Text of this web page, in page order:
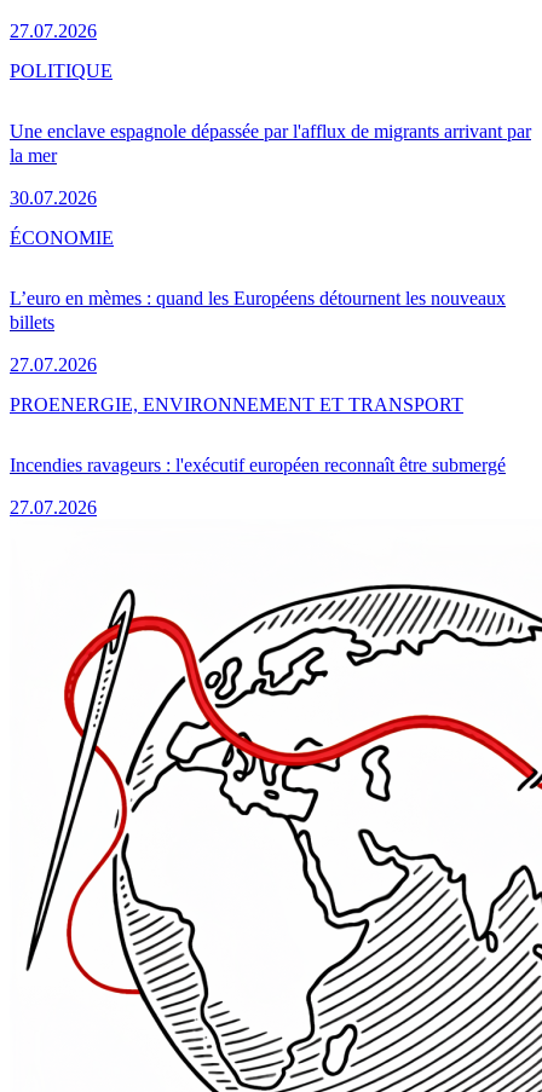
27.07.2026
Une enclave espagnole dépassée par l'afflux de migrants arrivant par
la mer
30.07.2026
POLITIQUE
L’euro en mèmes : quand les Européens détournent les nouveaux
billets
27.07.2026
ÉCONOMIE
Incendies ravageurs : l'exécutif européen reconnaît être submergé
27.07.2026
PROENERGIE, ENVIRONNEMENT ET TRANSPORT